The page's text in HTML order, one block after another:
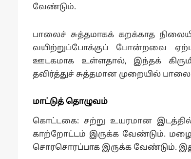
வேண்டும்.
பாலைச் சுத்தமாகக் கறக்காத
வயிற்றுப்போக்குப் போன்றவை
ஊடகமாக உள்ளதால், இந்தக்
தவிர்த்துச் சுத்தமான முறையில்
மாட்டுத் தொழுவம்
கொட்டகை: சற்று உயரமான
காற்றோட்டம் இருக்க வேண்டும்.
சொரசொரப்பாக இருக்க வேண்டும்.